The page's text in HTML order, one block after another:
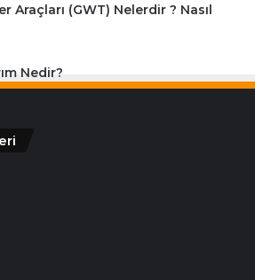
Araçları (GWT) Nelerdir ? Nasıl
Nedir?